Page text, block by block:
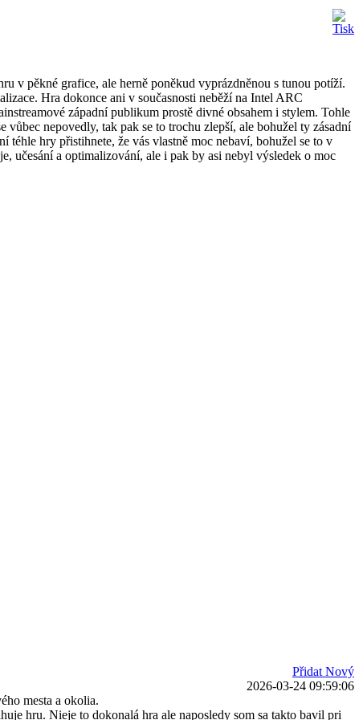
v pěkné grafice, ale herně poněkud vyprázdněnou s tunou potíží.
Hra dokonce ani v současnosti neběží na Intel ARC
západní publikum prostě divné obsahem i stylem. Tohle
nepovedly, tak pak se to trochu zlepší, ale bohužel ty zásadní
téhle hry přistihnete, že vás vlastně moc nebaví, bohužel se to v
učesání a optimalizování, ale i pak by asi nebyl výsledek o moc
Přidat Nový
2026-03-24 09:59:06
mesta a okolia.
hru. Nieje to dokonalá hra ale naposledy som sa takto bavil pri